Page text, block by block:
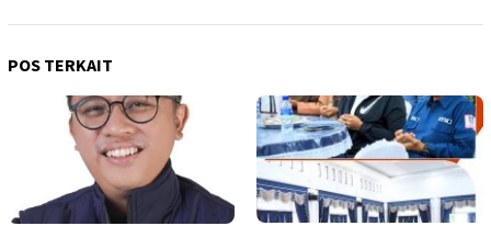
POS TERKAIT